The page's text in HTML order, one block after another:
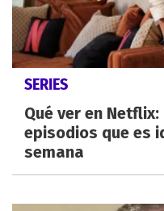
SERIES
Qué ver en
episodios que es
semana